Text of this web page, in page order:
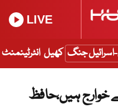
LIVE
اسرائیل جنگ کھیل انٹرٹینمنٹ
خوارج ہیں،حافظ